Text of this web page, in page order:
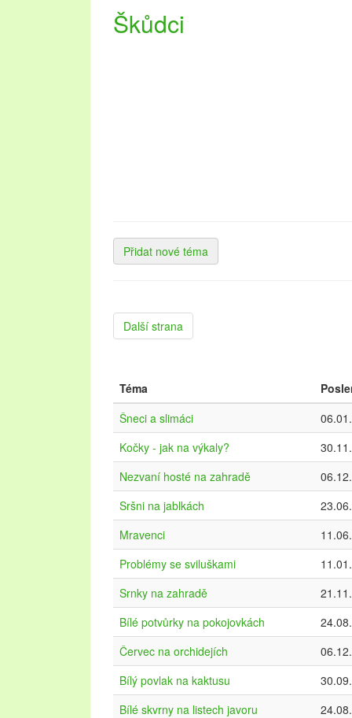
Škůdci
Přidat nové téma
Další strana
Téma
Šneci a slimáci
Kočky - jak na výkaly?
Nezvaní hosté na zahradě
Sršni na jablkách
Mravenci
Problémy se sviluškami
Srnky na zahradě
Bílé potvůrky na pokojovkách
Červec na orchidejích
Bílý povlak na kaktusu
Bílé skvrny na listech javoru